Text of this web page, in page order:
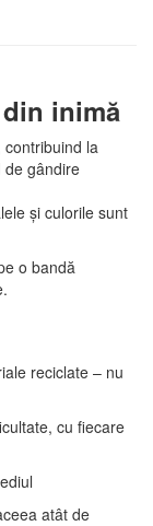
inimă
contribuind la
de gândire
și culorile sunt
o bandă
reciclate – nu
cu fiecare
atât de